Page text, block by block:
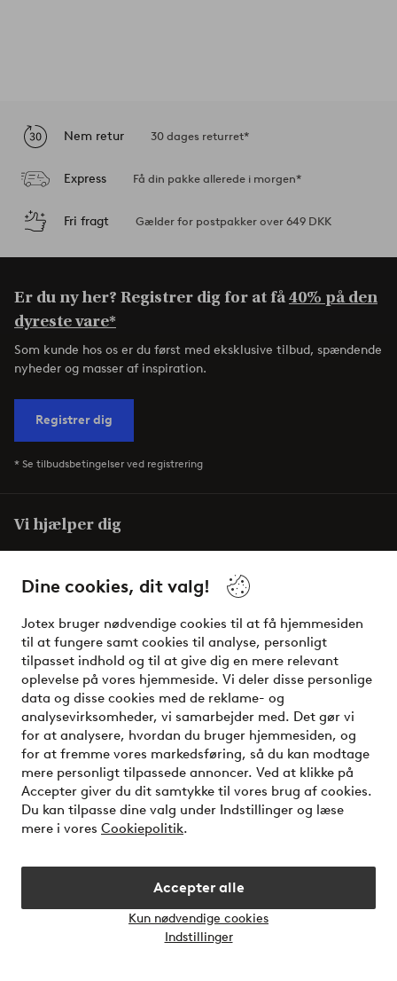
Dine cookies, dit valg!
Jotex bruger nødvendige cookies til at få hjemmesiden
til at fungere samt cookies til analyse, personligt
tilpasset indhold og til at give dig en mere relevant
oplevelse på vores hjemmeside. Vi deler disse personlige
data og disse cookies med de reklame- og
analysevirksomheder, vi samarbejder med. Det gør vi
for at analysere, hvordan du bruger hjemmesiden, og
for at fremme vores markedsføring, så du kan modtage
mere personligt tilpassede annoncer. Ved at klikke på
Accepter giver du dit samtykke til vores brug af cookies.
Du kan tilpasse dine valg under Indstillinger og læse
mere i vores Cookiepolitik.
Accepter alle
Kun nødvendige cookies
Indstillinger
Nem retur 30 dages returret*
Express Få din pakke allerede i morgen*
Fri fragt Gælder for postpakker over 649 DKK
Er du ny her? Registrer dig for at få40% på den
dyreste vare*
Som kunde hos os er du først med eksklusive tilbud, spændende
nyheder og masser af inspiration.
Registrer dig
* Se tilbudsbetingelser ved registrering
Vi hjælper dig
spørgsmål. Her finder du også information om, hvordan du
nemmest kontakter os.
Kundeservice Bestilling Betalingsmåde
Mine sider
Vilkår
Venner
Sikre betalinger - betal nu eller del op